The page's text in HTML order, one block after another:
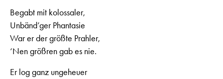
Begabt mit kolossaler,
Unbänd’ger Phantasie
War er der größte Prahler,
‘Nen größren gab es nie.
Er log ganz ungeheuer